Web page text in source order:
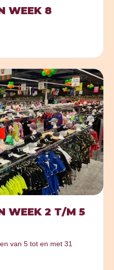
WEEK 8
WEEK 2 T/M 5
van 5 tot en met 31